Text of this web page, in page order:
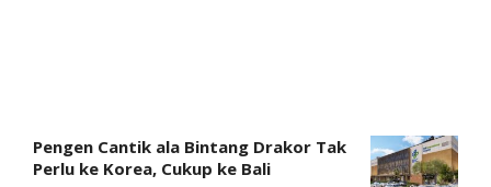
Pengen Cantik ala Bintang Drakor Tak
Perlu ke Korea, Cukup ke Bali